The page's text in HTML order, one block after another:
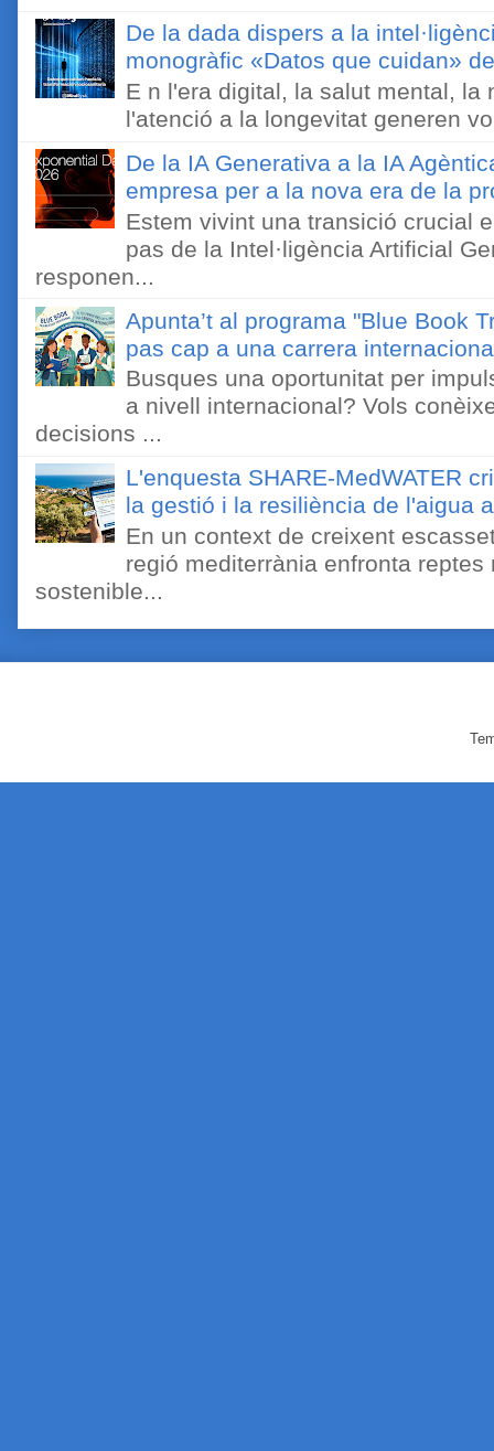
De la dada dispers a la
monogràfic «Datos que cuidan»
E n l'era digital, la salut mental, la
l'atenció a la longevitat generen
De la IA Generativa a la IA
empresa per a la nova era de la
Estem vivint una transició crucial
pas de la Intel·ligència Artificial
responen...
Apunta’t al programa "Blue Book
pas cap a una carrera
Busques una oportunitat per
a nivell internacional? Vols
decisions ...
L'enquesta SHARE-MedWATER
la gestió i la resiliència de l'aigua
En un context de creixent
regió mediterrània enfronta
sostenible...